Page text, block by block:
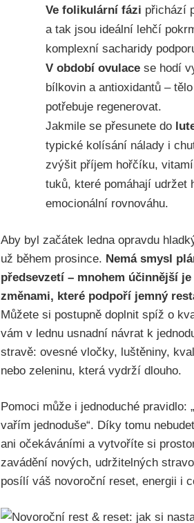
Ve folikulární fázi přichází
a tak jsou ideální lehčí
komplexní sacharidy
V období ovulace se hodí
bílkovin a antioxidantů –
potřebuje regenerovat.
Jakmile se přesunete do
typické kolísání nálady i
zvýšit příjem hořčíku,
tuků, které pomáhají udržet
emocionální rovnováhu.
Aby byl začátek ledna opravdu
už během prosince. Nemá smysl
předsevzetí – mnohem účinnější
změnami, které podpoří jemný
Můžete si postupně doplnit spíž o
vám v lednu usnadní návrat k
stravě: ovesné vločky, luštěniny,
nebo zeleninu, která vydrží dlouho.
Pomoci může i jednoduché pravidlo:
vařím jednoduše“. Díky tomu
ani očekáváními a vytvoříte si
zavádění nových, udržitelných
posílí váš novoroční reset, energii i